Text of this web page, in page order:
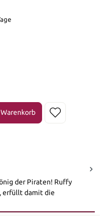
Wert ein oder benutze die
der Piraten! Ruffy
erfüllt damit die